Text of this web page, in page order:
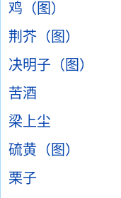
鸡（图）
荆芥（图）
决明子（图）
苦酒
梁上尘
硫黄（图）
栗子